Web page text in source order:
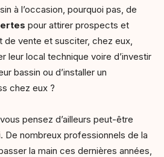
à l’occasion, pourquoi pas, de
pour attirer prospects et
vente et susciter, chez eux,
leur local technique voire d’investir
bassin ou d’installer un
chez eux ?
pensez d’ailleurs peut-être
De nombreux professionnels de la
la main ces dernières années,